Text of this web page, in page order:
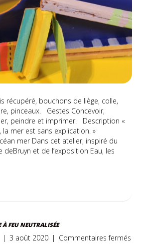
récupéré, bouchons de liège, colle,
pinceaux. Gestes Concevoir,
peindre et imprimer. Description «
mer est sans explication. »
mer Dans cet atelier, inspiré du
deBruyn et de l’exposition Eau, les
À FEU NEUTRALISÉE
| 3 août 2020 | Commentaires fermés